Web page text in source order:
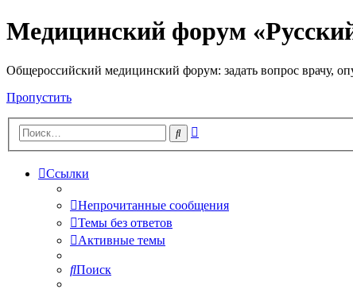
Медицинский форум
Общероссийский медицинский форум: задать вопрос врачу,
Пропустить
Поиск
Ссылки
Непрочитанные сообщения
Темы без ответов
Активные темы
Поиск